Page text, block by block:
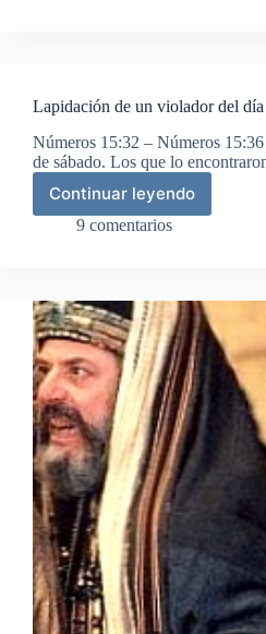
Lapidación de un violador del día
Números 15:32 – Números
de sábado. Los que lo
Continuar leyendo
Lapidación
de
día
de
reposo
9 comentarios